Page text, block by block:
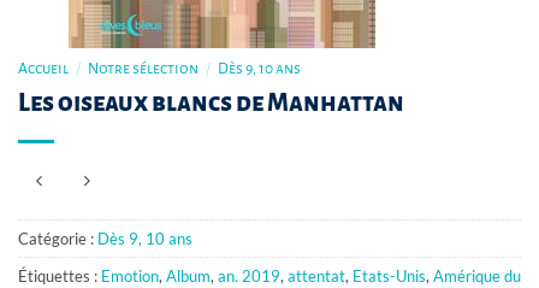
Accueil / Notre sélection / Dès 9, 10 ans
Les oiseaux blancs de Manhattan
Catégorie : Dès 9, 10 ans
Étiquettes : Emotion,Album,an. 2019,attentat, Etats-Unis,Amérique du